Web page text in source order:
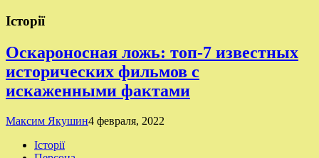
Історії
Оскароносная ложь: топ-7 известных
исторических фильмов с
искаженными фактами
Максим Якушин4 февраля, 2022
Історії